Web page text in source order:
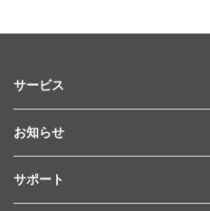
サービス
お知らせ
サポート